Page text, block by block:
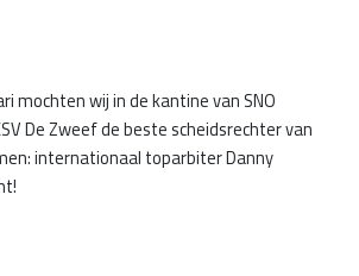
mochten wij in de kantine van SNO
De Zweef de beste scheidsrechter van
internationaal toparbiter Danny